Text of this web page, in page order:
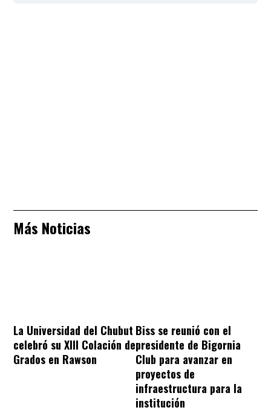
Más Noticias
La Universidad del Chubut
celebró su XIII Colación de
Grados en Rawson
Biss se reunió con el
presidente de Bigornia
Club para avanzar en
proyectos de
infraestructura para la
institución